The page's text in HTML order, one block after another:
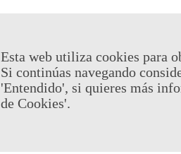
Esta web utiliza cookies para
Si continúas navegando
'Entendido', si quieres más
de Cookies'.